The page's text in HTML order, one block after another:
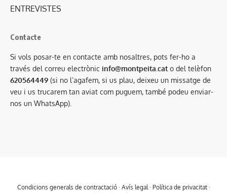
ENTREVISTES
Contacte
Si vols posar-te en contacte amb nosaltres, pots fer-ho a
través del correu electrònic info@montpeita.cat o del telèfon
620564449 (si no l’agafem, si us plau, deixeu un missatge de
veu i us trucarem tan aviat com puguem, també podeu enviar-
nos un WhatsApp).
Condicions generals de contractació· Avís legal· Política de privacitat·